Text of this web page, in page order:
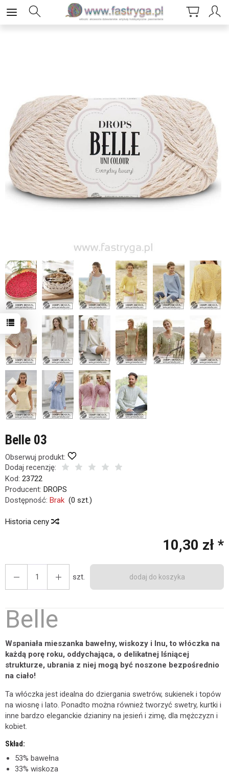
Belle 03
Obserwuj produkt:
Dodaj recenzję:
Kod: 23722
Producent: DROPS
Dostępność: Brak (0 szt.)
Historia ceny
10,30 zł *
szt. dodaj do koszyka
Belle
Wspaniała mieszanka bawełny, wiskozy i lnu, to włóczka na
każdą porę roku, oddychająca, o delikatnej lśniącej
strukturze, ubrania z niej mogą być noszone bezpośrednio
na ciało!
Ta włóczka jest idealna do dziergania swetrów, sukienek i topów
na wiosnę i lato. Ponadto można również tworzyć swetry, kurtki i
inne bardzo eleganckie dzianiny na jesień i zimę, dla mężczyzn i
kobiet.
Skład:
53% bawełna
33% wiskoza